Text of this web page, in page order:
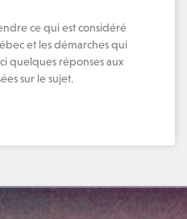
ce qui est considéré
et les démarches qui
quelques réponses aux
sur le sujet.